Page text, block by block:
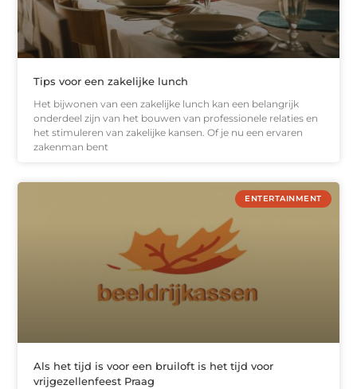
Tips voor een zakelijke lunch
Het bijwonen van een zakelijke lunch kan een belangrijk
onderdeel zijn van het bouwen van professionele relaties en
het stimuleren van zakelijke kansen. Of je nu een ervaren
zakenman bent
ENTERTAINMENT
Als het tijd is voor een bruiloft is het tijd voor
vrijgezellenfeest Praag